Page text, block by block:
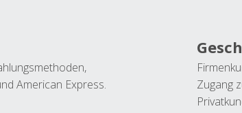
American Express.
Zugang